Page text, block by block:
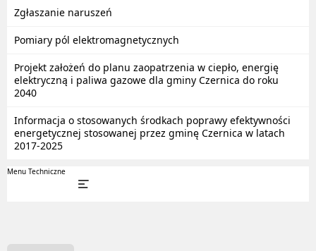
Zgłaszanie naruszeń
Pomiary pól elektromagnetycznych
Projekt założeń do planu zaopatrzenia w ciepło, energię
elektryczną i paliwa gazowe dla gminy Czernica do roku
2040
Informacja o stosowanych środkach poprawy efektywności
energetycznej stosowanej przez gminę Czernica w latach
2017-2025
Menu Techniczne